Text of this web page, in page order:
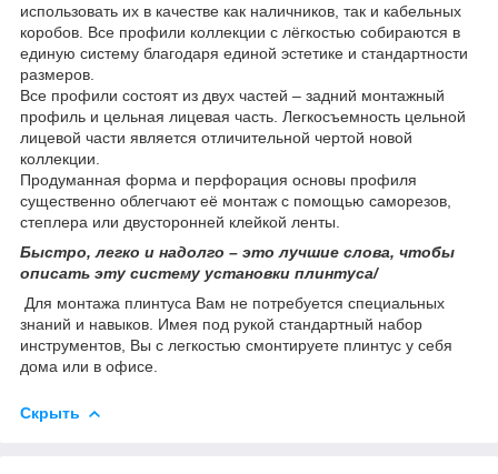
использовать их в качестве как наличников, так и кабельных
коробов. Все профили коллекции с лёгкостью собираются в
единую систему благодаря единой эстетике и стандартности
размеров.
Все профили состоят из двух частей – задний монтажный
профиль и цельная лицевая часть. Легкосъемность цельной
лицевой части является отличительной чертой новой
коллекции.
Продуманная форма и перфорация основы профиля
существенно облегчают её монтаж с помощью саморезов,
степлера или двусторонней клейкой ленты.
Быстро, легко и надолго – это лучшие слова, чтобы
описать эту систему установки плинтуса/
Для монтажа плинтуса Вам не потребуется специальных
знаний и навыков. Имея под рукой стандартный набор
инструментов, Вы с легкостью смонтируете плинтус у себя
дома или в офисе.
Скрыть